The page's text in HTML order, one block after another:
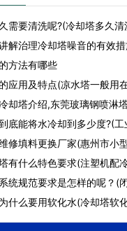
需要清洗呢?(冷却塔多久
解治理冷却塔噪音的有效
方法有哪些
应用及特点(凉水塔一般用
却塔介绍,东莞玻璃钢喷淋
底能将水冷却到多少度?(
修填料更换厂家(惠州市小
有什么特色要求(注塑机配
统规范要求是怎样的呢？(
什么要用软化水(冷却塔软